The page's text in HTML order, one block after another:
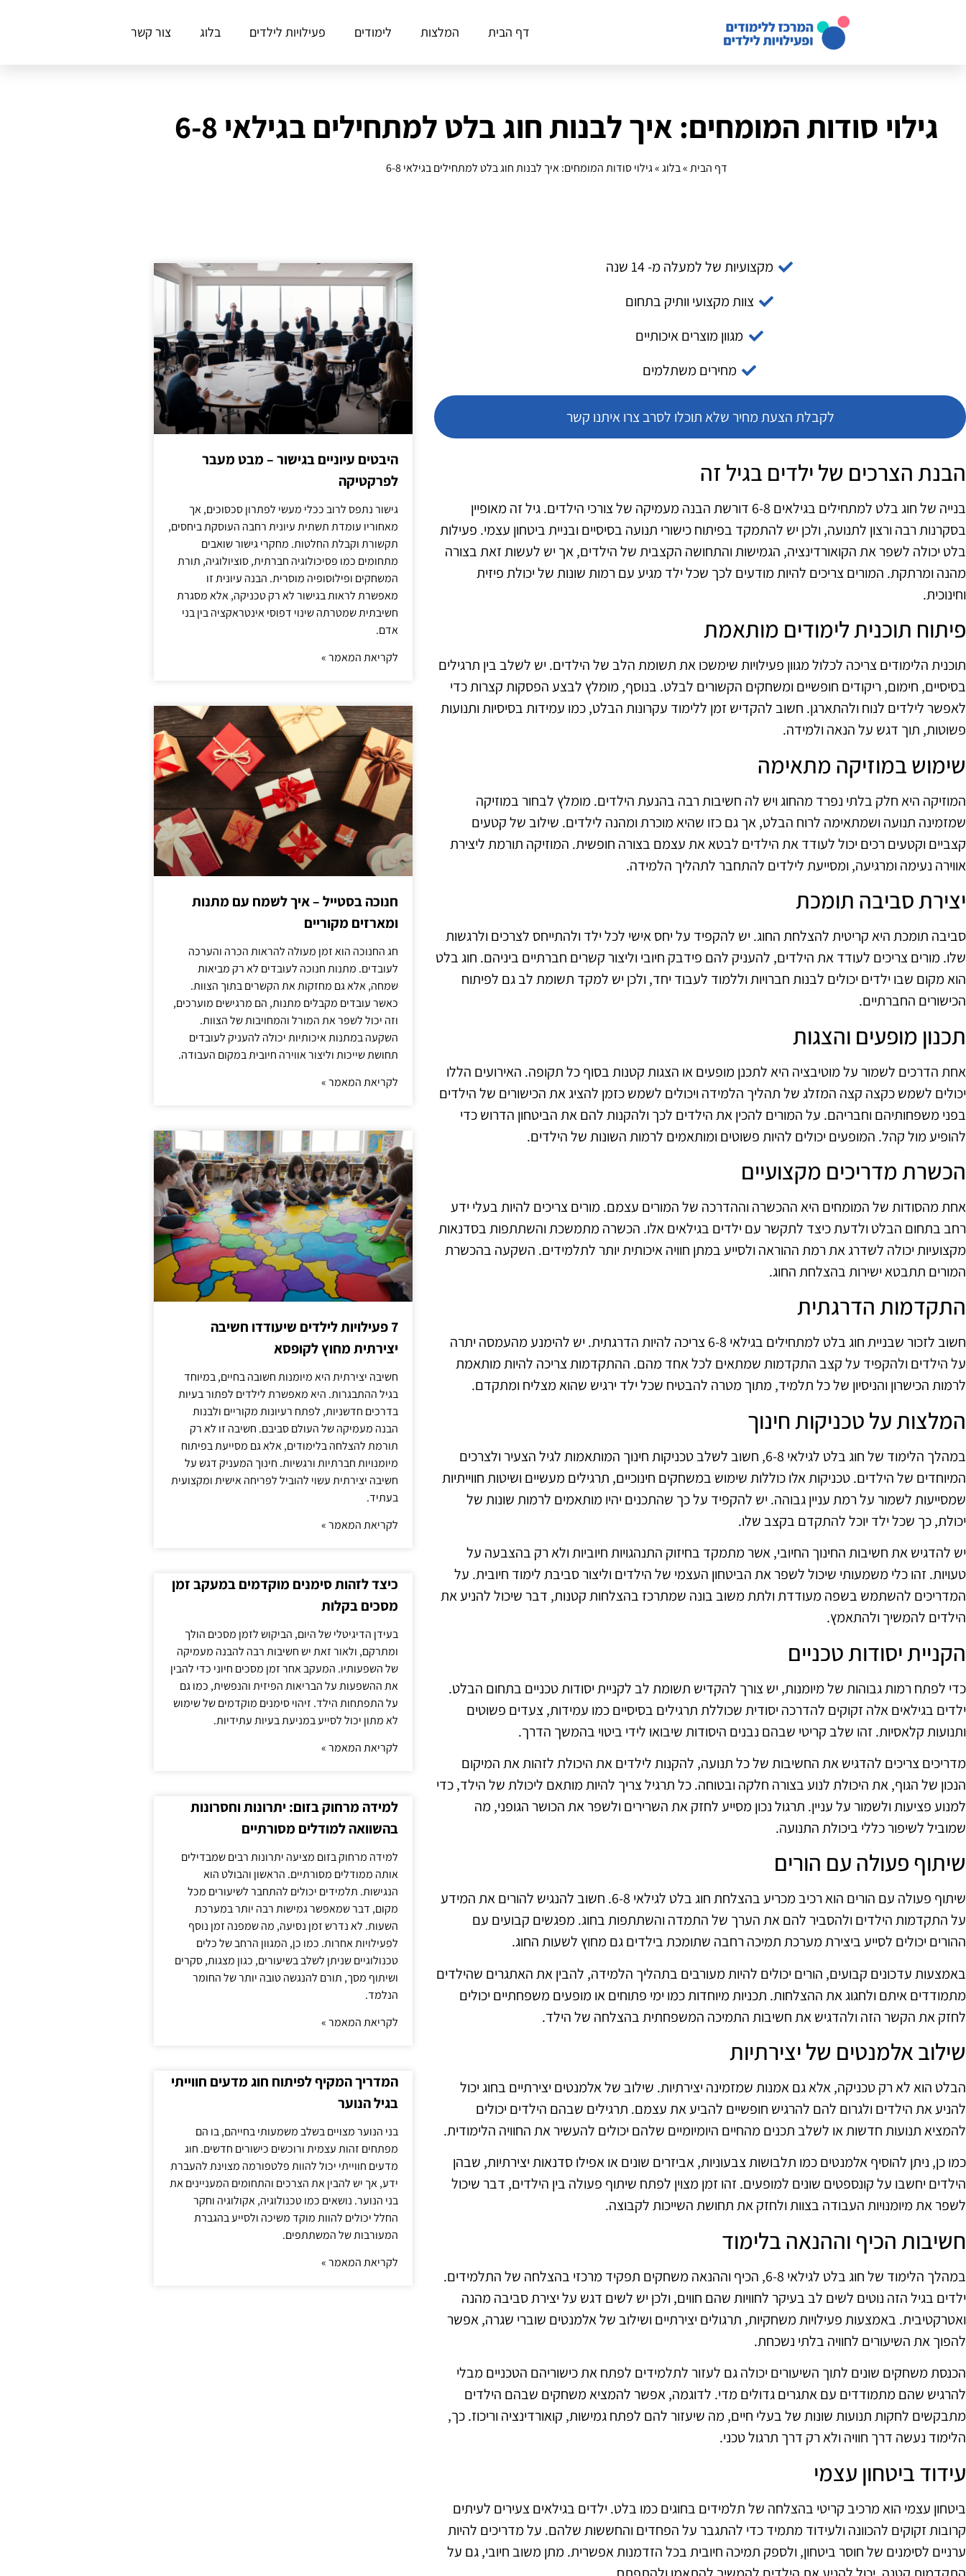
דף הבית המלצות לימודים פעילויות לילדים בלוג צור קשר
גילוי סודות המומחים: איך לבנות חוג בלט למתחילים בגילאי 6-8
דף הבית»בלוג»גילוי סודות המומחים: איך לבנות חוג בלט למתחילים בגילאי 6-8
מקצועיות של למעלה מ- 14 שנה
צוות מקצועי וותיק בתחום
מגוון מוצרים איכותיים
מחירים משתלמים
לקבלת הצעת מחיר שלא תוכלו לסרב צרו איתנו קשר
הבנת הצרכים של ילדים בגיל זה
בנייה של חוג בלט למתחילים בגילאים 6-8 דורשת הבנה מעמיקה של צורכי הילדים. גיל זה מאופיין
בסקרנות רבה ורצון לתנועה, ולכן יש להתמקד בפיתוח כישורי תנועה בסיסיים ובניית ביטחון עצמי. פעילות
בלט יכולה לשפר את הקואורדינציה, הגמישות והתחושה הקצבית של הילדים, אך יש לעשות זאת בצורה
מהנה ומרתקת. המורים צריכים להיות מודעים לכך שכל ילד מגיע עם רמות שונות של יכולת פיזית
וחינוכית.
פיתוח תוכנית לימודים מותאמת
תוכנית הלימודים צריכה לכלול מגוון פעילויות שימשכו את תשומת הלב של הילדים. יש לשלב בין תרגילים
בסיסיים, חימום, ריקודים חופשיים ומשחקים הקשורים לבלט. בנוסף, מומלץ לבצע הפסקות קצרות כדי
לאפשר לילדים לנוח ולהתארגן. חשוב להקדיש זמן ללימוד עקרונות הבלט, כמו עמידות בסיסיות ותנועות
פשוטות, תוך דגש על הנאה ולמידה.
שימוש במוזיקה מתאימה
המוזיקה היא חלק בלתי נפרד מהחוג ויש לה חשיבות רבה בהנעת הילדים. מומלץ לבחור במוזיקה
שמזמינה תנועה ושמתאימה לרוח הבלט, אך גם כזו שהיא מוכרת ומהנה לילדים. שילוב של קטעים
קצביים וקטעים רכים יכול לעודד את הילדים לבטא את עצמם בצורה חופשית. המוזיקה תורמת ליצירת
אווירה נעימה ומרגיעה, ומסייעת לילדים להתחבר לתהליך הלמידה.
יצירת סביבה תומכת
סביבה תומכת היא קריטית להצלחת החוג. יש להקפיד על יחס אישי לכל ילד ולהתייחס לצרכים ולרגשות
שלו. מורים צריכים לעודד את הילדים, להעניק להם פידבק חיובי וליצור קשרים חברתיים ביניהם. חוג בלט
הוא מקום שבו ילדים יכולים לבנות חברויות וללמוד לעבוד יחד, ולכן יש למקד תשומת לב גם לפיתוח
הכישורים החברתיים.
תכנון מופעים והצגות
אחת הדרכים לשמור על מוטיבציה היא לתכנן מופעים או הצגות קטנות בסוף כל תקופה. האירועים הללו
יכולים לשמש כקצה קצה המזלג של תהליך הלמידה ויכולים לשמש כזמן להציג את הכישורים של הילדים
בפני משפחותיהם וחבריהם. על המורים להכין את הילדים לכך ולהקנות להם את הביטחון הדרוש כדי
להופיע מול קהל. המופעים יכולים להיות פשוטים ומותאמים לרמות השונות של הילדים.
הכשרת מדריכים מקצועיים
אחת מהסודות של המומחים היא ההכשרה וההדרכה של המורים עצמם. מורים צריכים להיות בעלי ידע
רחב בתחום הבלט ולדעת כיצד לתקשר עם ילדים בגילאים אלו. הכשרה מתמשכת והשתתפות בסדנאות
מקצועיות יכולה לשדרג את רמת ההוראה ולסייע במתן חוויה איכותית יותר לתלמידים. השקעה בהכשרת
המורים תתבטא ישירות בהצלחת החוג.
התקדמות הדרגתית
חשוב לזכור שבניית חוג בלט למתחילים בגילאי 6-8 צריכה להיות הדרגתית. יש להימנע מהעמסה יתרה
על הילדים ולהקפיד על קצב התקדמות שמתאים לכל אחד מהם. ההתקדמות צריכה להיות מותאמת
לרמות הכישרון והניסיון של כל תלמיד, מתוך מטרה להבטיח שכל ילד ירגיש שהוא מצליח ומתקדם.
המלצות על טכניקות חינוך
במהלך הלימוד של חוג בלט לגילאי 6-8, חשוב לשלב טכניקות חינוך המותאמות לגיל הצעיר ולצרכים
המיוחדים של הילדים. טכניקות אלו כוללות שימוש במשחקים חינוכיים, תרגילים מעשיים ושיטות חווייתיות
שמסייעות לשמור על רמת עניין גבוהה. יש להקפיד על כך שהתכנים יהיו מותאמים לרמות שונות של
יכולת, כך שכל ילד יוכל להתקדם בקצב שלו.
יש להדגיש את חשיבות החינוך החיובי, אשר מתמקד בחיזוק התנהגויות חיוביות ולא רק בהצבעה על
טעויות. זהו כלי משמעותי שיכול לשפר את הביטחון העצמי של הילדים וליצור סביבת לימוד חיובית. על
המדריכים להשתמש בשפה מעודדת ולתת משוב בונה שמתרכז בהצלחות קטנות, דבר שיכול להניע את
הילדים להמשיך ולהתאמץ.
הקניית יסודות טכניים
כדי לפתח רמות גבוהות של מיומנות, יש צורך להקדיש תשומת לב לקניית יסודות טכניים בתחום הבלט.
ילדים בגילאים אלה זקוקים להדרכה יסודית שכוללת תרגילים בסיסיים כמו עמידות, צעדים פשוטים
ותנועות קלאסיות. זהו שלב קריטי שבהם נבנים היסודות שיבואו לידי ביטוי בהמשך הדרך.
מדריכים צריכים להדגיש את החשיבות של כל תנועה, להקנות לילדים את היכולת לזהות את המיקום
הנכון של הגוף, את היכולת לנוע בצורה חלקה ובטוחה. כל תרגיל צריך להיות מותאם ליכולת של הילד, כדי
למנוע פציעות ולשמור על עניין. תרגול נכון מסייע לחזק את השרירים ולשפר את הכושר הגופני, מה
שמוביל לשיפור כללי ביכולת התנועה.
שיתוף פעולה עם הורים
שיתוף פעולה עם הורים הוא רכיב מכריע בהצלחת חוג בלט לגילאי 6-8. חשוב להנגיש להורים את המידע
על התקדמות הילדים ולהסביר להם את הערך של התמדה והשתתפות בחוג. מפגשים קבועים עם
ההורים יכולים לסייע ביצירת מערכת תמיכה רחבה שתומכת בילדים גם מחוץ לשעות החוג.
באמצעות עדכונים קבועים, הורים יכולים להיות מעורבים בתהליך הלמידה, להבין את האתגרים שהילדים
מתמודדים איתם ולחגוג את ההצלחות. תכניות מיוחדות כמו ימי פתוחים או מופעים משפחתיים יכולים
לחזק את הקשר הזה ולהדגיש את חשיבות התמיכה המשפחתית בהצלחה של הילד.
שילוב אלמנטים של יצירתיות
הבלט הוא לא רק טכניקה, אלא גם אמנות שמזמינה יצירתיות. שילוב של אלמנטים יצירתיים בחוג יכול
להניע את הילדים ולגרום להם להרגיש חופשיים להביע את עצמם. תרגילים שבהם הילדים יכולים
להמציא תנועות חדשות או לשלב תכנים מהחיים היומיומיים שלהם יכולים להעשיר את החוויה הלימודית.
כמו כן, ניתן להוסיף אלמנטים כמו תלבושות צבעוניות, אביזרים שונים או אפילו סדנאות יצירתיות, שבהן
הילדים יחשבו על קונספטים שונים למופעים. זהו זמן מצוין לפתח שיתוף פעולה בין הילדים, דבר שיכול
לשפר את מיומנויות העבודה בצוות ולחזק את תחושת השייכות לקבוצה.
חשיבות הכיף וההנאה בלימוד
במהלך הלימוד של חוג בלט לגילאי 6-8, הכיף וההנאה משחקים תפקיד מרכזי בהצלחה של התלמידים.
ילדים בגיל הזה נוטים לשים לב בעיקר לחוויות שהם חווים, ולכן יש לשים דגש על יצירת סביבה מהנה
ואטרקטיבית. באמצעות פעילויות משחקיות, תרגולים יצירתיים ושילוב של אלמנטים שוברי שגרה, אפשר
להפוך את השיעורים לחוויה בלתי נשכחת.
הכנסת משחקים שונים לתוך השיעורים יכולה גם לעזור לתלמידים לפתח את כישוריהם הטכניים מבלי
להרגיש שהם מתמודדים עם אתגרים גדולים מדי. לדוגמה, אפשר להמציא משחקים שבהם הילדים
מתבקשים לחקות תנועות שונות של בעלי חיים, מה שיעזור להם לפתח גמישות, קואורדינציה וריכוז. כך,
הלימוד נעשה דרך חוויה ולא רק דרך תרגול טכני.
עידוד ביטחון עצמי
ביטחון עצמי הוא מרכיב קריטי בהצלחה של תלמידים בחוגים כמו בלט. ילדים בגילאים צעירים לעיתים
קרובות זקוקים להכוונה ולעידוד מתמיד כדי להתגבר על הפחדים והחששות שלהם. על מדריכים להיות
ערניים לסימנים של חוסר ביטחון, ולספק תמיכה חיובית בכל הזדמנות אפשרית. מתן משוב חיובי, גם על
היבטים עיוניים בגישור – מבט מעבר
לפרקטיקה
גישור נתפס לרוב ככלי מעשי לפתרון סכסוכים, אך
מאחוריו עומדת תשתית עיונית רחבה העוסקת ביחסים,
תקשורת וקבלת החלטות. מחקרי גישור שואבים
מתחומים כמו פסיכולוגיה חברתית, סוציולוגיה, תורת
המשחקים ופילוסופיה מוסרית. הבנה עיונית זו
מאפשרת לראות בגישור לא רק טכניקה, אלא מסגרת
חשיבתית שמטרתה שינוי דפוסי אינטראקציה בין בני
אדם.
לקריאת המאמר »
חנוכה בסטייל – איך לשמח עם מתנות
ומארזים מקוריים
חג החנוכה הוא זמן מעולה להראות הכרה והערכה
לעובדים. מתנות חנוכה לעובדים לא רק מביאות
שמחה, אלא גם מחזקות את הקשרים בתוך הצוות.
כאשר עובדים מקבלים מתנות, הם מרגישים מוערכים,
וזה יכול לשפר את המורל והמחויבות של הצוות.
השקעה במתנות איכותיות יכולה להעניק לעובדים
תחושת שייכות וליצור אווירה חיובית במקום העבודה.
לקריאת המאמר »
7 פעילויות לילדים שיעודדו חשיבה
יצירתית מחוץ לקופסא
חשיבה יצירתית היא מיומנות חשובה בחיים, במיוחד
בגיל ההתבגרות. היא מאפשרת לילדים לפתור בעיות
בדרכים חדשניות, לפתח רעיונות מקוריים ולבנות
הבנה מעמיקה של העולם סביבם. חשיבה זו לא רק
תורמת להצלחה בלימודים, אלא גם מסייעת בפיתוח
מיומנויות חברתיות ורגשיות. חינוך המעניק דגש על
חשיבה יצירתית עשוי להוביל לפריחה אישית ומקצועית
בעתיד.
לקריאת המאמר »
כיצד לזהות סימנים מוקדמים במעקב זמן
מסכים בקלות
בעידן הדיגיטלי של היום, הביקוש לזמן מסכים הולך
ומתרקם, ולאור זאת יש חשיבות רבה להבנה מעמיקה
של השפעותיו. המעקב אחר זמן מסכים חיוני כדי להבין
את ההשפעות על הבריאות הפיזית והנפשית, כמו גם
על התפתחות הילד. זיהוי סימנים מוקדמים של שימוש
לא מתון יכול לסייע במניעת בעיות עתידיות.
לקריאת המאמר »
למידה מרחוק בזום: יתרונות וחסרונות
בהשוואה למודלים מסורתיים
למידה מרחוק בזום מציעה יתרונות רבים שמבדילים
אותה ממודלים מסורתיים. הראשון והבולט הוא
הנגישות. תלמידים יכולים להתחבר לשיעורים מכל
מקום, דבר שמאפשר גמישות רבה יותר במערכת
השעות. לא נדרש זמן נסיעה, מה שמפנה זמן נוסף
לפעילויות אחרות. כמו כן, המגוון הרחב של כלים
טכנולוגיים שניתן לשלב בשיעורים, כגון מצגות, סקרים
ושיתוף מסך, תורם להנגשה טובה יותר של החומר
הנלמד.
לקריאת המאמר »
המדריך המקיף לפיתוח חוג מדעים חווייתי
בגיל הנוער
בני הנוער מצויים בשלב משמעותי בחייהם, בו הם
מפתחים זהות עצמית ורוכשים כישורים חדשים. חוג
מדעים חווייתי יכול להוות פלטפורמה מצוינת להעברת
ידע, אך יש להבין את הצרכים והתחומים המעניינים את
בני הנוער. נושאים כמו טכנולוגיה, אקולוגיה וחקר
החלל יכולים להוות מוקד משיכה ולסייע בהגברת
המעורבות של המשתתפים.
לקריאת המאמר »